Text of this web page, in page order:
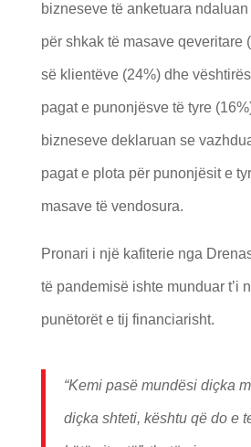
bizneseve të anketuara
për shkak të masave qeveritare
së klientëve (24%) dhe
pagat e punonjësve të tyre
bizneseve deklaruan se
pagat e plota për punonjësit e
masave të vendosura.
Pronari i një kafiterie nga
të pandemisë ishte munduar t’i
punëtorët e tij financiarisht.
“Kemi pasë mundësi diçka
diçka shteti, kështu që do e